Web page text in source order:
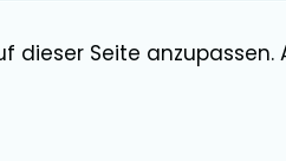
dieser Seite